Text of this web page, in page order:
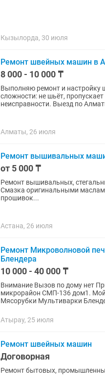
Кызылорда, 30 июля
Ремонт швейных машин в
8 000 - 10 000 ₸
Выполняю ремонт и
сложности: не шьёт,
неисправности. Выезд по
Алматы, 26 июля
Ремонт вышивальных
от 5 000 ₸
Ремонт вышивальных,
Смазка оригинальными маслами. Установка Wilcom, Corel Draw, Embird, Pe-Design.
прошивок...
Астана, 26 июля
Ремонт Микроволновой
Блендера
10 000 - 40 000 ₸
Внимание Вызов по дому нет Привезите на Ремонт бытовой техники по Адрес Атырау
микрорайон СМП-136 дом1. Мой услуги Ремонт Микроволновой печи
Мясорубки
Атырау, 25 июля
Ремонт швейных машин
Договорная
Ремонт бытовых,